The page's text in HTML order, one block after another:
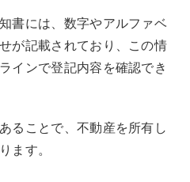
書には、数字やアルファベ
が記載されており、この情
インで登記内容を確認でき
ることで、不動産を所有し
ます。